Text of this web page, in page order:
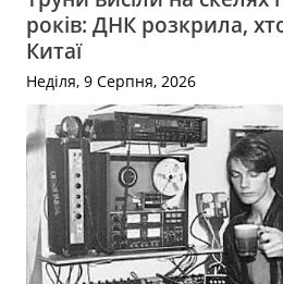
років: ДНК розкрила,
Китаї
Неділя, 9 Серпня, 2026